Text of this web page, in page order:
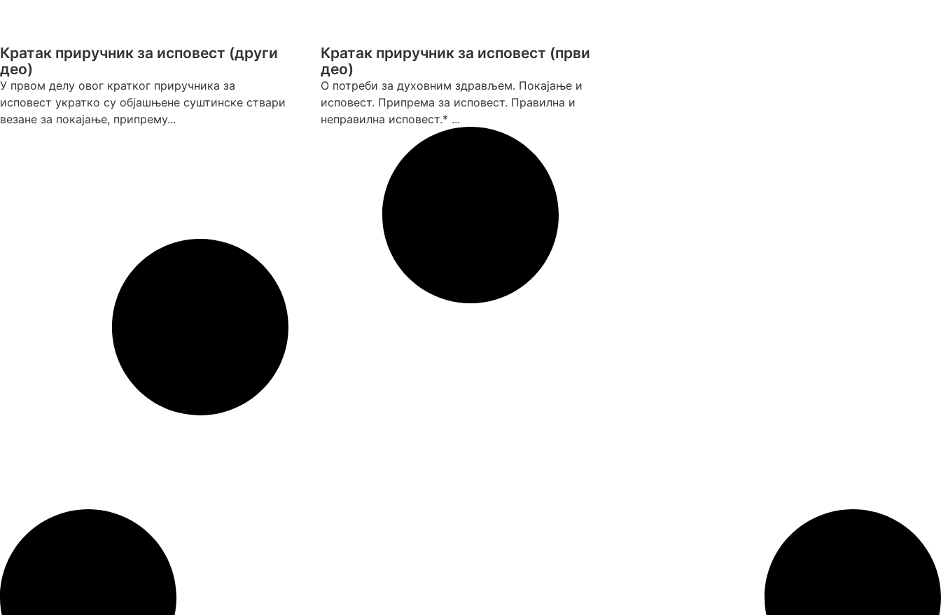
Кратак приручник за исповест (други
део)
У првом делу овог кратког приручника за
исповест укратко су објашњене суштинске ствари
везане за покајање, припрему...
Кратак приручник за исповест (први
део)
О потреби за духовним здрављем. Покајање и
исповест. Припрема за исповест. Правилна и
неправилна исповест.* ...